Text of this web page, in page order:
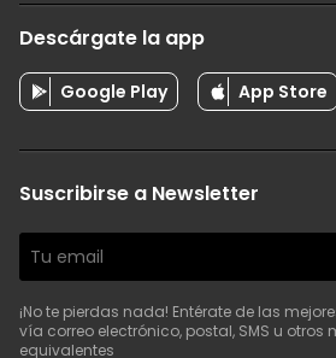
Descárgate la app
Google Play App Store
Suscribirse a Newsletter
¡No te pierdas nada! Entérate de las
vía correo electrónico, postal, SMS u otros
equivalentes